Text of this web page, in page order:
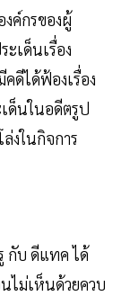
งค์กรของผู้
เด็นเรื่อง
ดีได้ฟ้องเรื่อง
ด็นในอดีตรูป
งในกิจการ
กับ ดีแทค ได้
ไม่เห็นด้วยควบ